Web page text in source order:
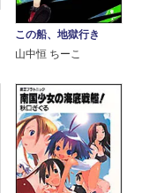
この船、地獄行き
山中恒 ちーこ